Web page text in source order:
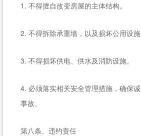
1. 不得擅自改变房屋的主体结构。
2. 不得拆除承重墙，以及损坏公用设施
3. 不得损坏供电、供水及消防设施。
4. 必须落实相关安全管理措施，确保
事故。
第八条、违约责任